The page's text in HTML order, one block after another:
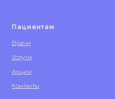
Пациентам
Врачи
Услуги
Акции
Контакты